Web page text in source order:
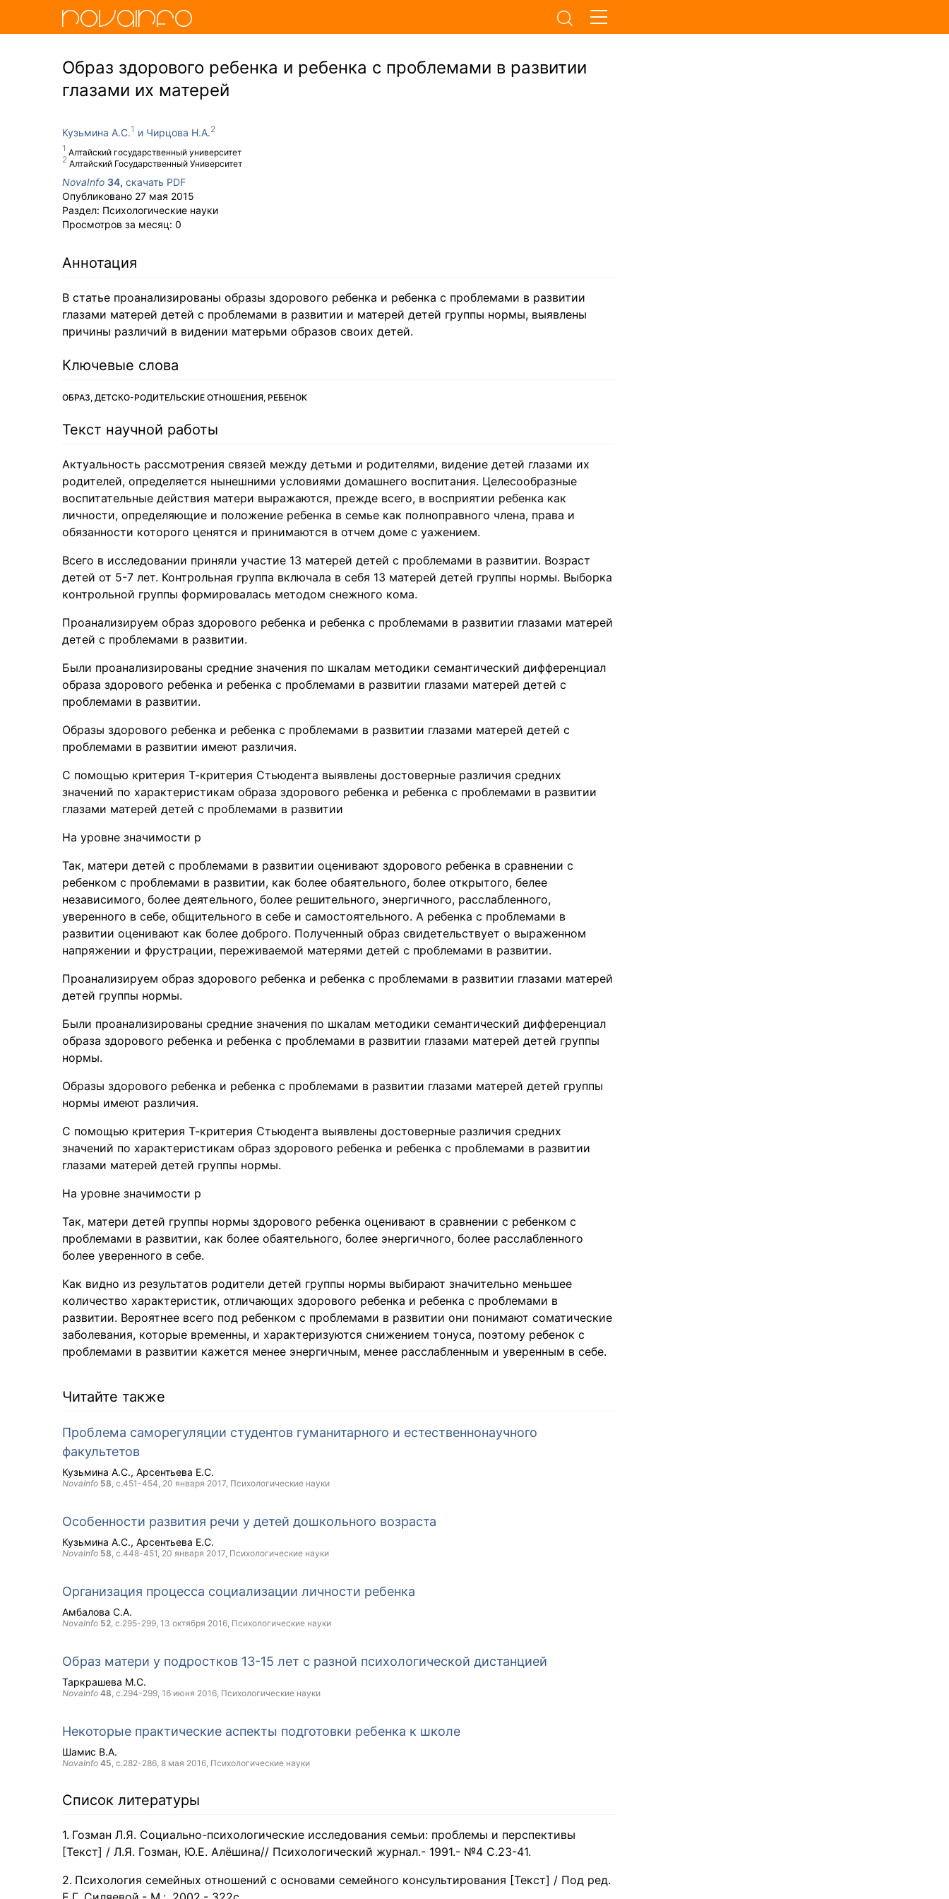
Образ здорового ребенка и ребенка с проблемами в развитии
глазами их матерей
Кузьмина А.С.
Алтайский государственный университет
Чирцова Н.А.
Алтайский Государственный Университет
NovaInfo 34, скачать PDF
Опубликовано 27 мая 2015
Раздел: Психологические науки
Просмотров за месяц: 0
Аннотация
В статье проанализированы образы здорового ребенка и ребенка с проблемами в развитии
глазами матерей детей с проблемами в развитии и матерей детей группы нормы, выявлены
причины различий в видении матерьми образов своих детей.
Ключевые слова
ОБРАЗ, ДЕТСКО-РОДИТЕЛЬСКИЕ ОТНОШЕНИЯ, РЕБЕНОК
Текст научной работы
Актуальность рассмотрения связей между детьми и родителями, видение детей глазами их
родителей, определяется нынешними условиями домашнего воспитания. Целесообразные
воспитательные действия матери выражаются, прежде всего, в восприятии ребенка как
личности, определяющие и положение ребенка в семье как полноправного члена, права и
обязанности которого ценятся и принимаются в отчем доме с уажением.
Всего в исследовании приняли участие 13 матерей детей с проблемами в развитии. Возраст
детей от 5-7 лет. Контрольная группа включала в себя 13 матерей детей группы нормы. Выборка
контрольной группы формировалась методом снежного кома.
Проанализируем образ здорового ребенка и ребенка с проблемами в развитии глазами матерей
детей с проблемами в развитии.
Были проанализированы средние значения по шкалам методики семантический дифференциал
образа здорового ребенка и ребенка с проблемами в развитии глазами матерей детей с
проблемами в развитии.
Образы здорового ребенка и ребенка с проблемами в развитии глазами матерей детей с
проблемами в развитии имеют различия.
С помощью критерия Т-критерия Стьюдента выявлены достоверные различия средних
значений по характеристикам образа здорового ребенка и ребенка с проблемами в развитии
глазами матерей детей с проблемами в развитии
На уровне значимости р
Так, матери детей с проблемами в развитии оценивают здорового ребенка в сравнении с
ребенком с проблемами в развитии, как более обаятельного, более открытого, белее
независимого, более деятельного, более решительного, энергичного, расслабленного,
уверенного в себе, общительного в себе и самостоятельного. А ребенка с проблемами в
развитии оценивают как более доброго. Полученный образ свидетельствует о выраженном
напряжении и фрустрации, переживаемой матерями детей с проблемами в развитии.
Проанализируем образ здорового ребенка и ребенка с проблемами в развитии глазами матерей
детей группы нормы.
Были проанализированы средние значения по шкалам методики семантический дифференциал
образа здорового ребенка и ребенка с проблемами в развитии глазами матерей детей группы
нормы.
Образы здорового ребенка и ребенка с проблемами в развитии глазами матерей детей группы
нормы имеют различия.
С помощью критерия Т-критерия Стьюдента выявлены достоверные различия средних
значений по характеристикам образ здорового ребенка и ребенка с проблемами в развитии
глазами матерей детей группы нормы.
На уровне значимости р
Так, матери детей группы нормы здорового ребенка оценивают в сравнении с ребенком с
проблемами в развитии, как более обаятельного, более энергичного, более расслабленного
более уверенного в себе.
Как видно из результатов родители детей группы нормы выбирают значительно меньшее
количество характеристик, отличающих здорового ребенка и ребенка с проблемами в
развитии. Вероятнее всего под ребенком с проблемами в развитии они понимают соматические
заболевания, которые временны, и характеризуются снижением тонуса, поэтому ребенок с
проблемами в развитии кажется менее энергичным, менее расслабленным и уверенным в себе.
Читайте также
Проблема саморегуляции студентов гуманитарного и естественнонаучного
факультетов
Кузьмина А.С. Арсентьева Е.С.
NovaInfo 58, с.451-454, 20 января 2017, Психологические науки
Особенности развития речи у детей дошкольного возраста
Кузьмина А.С. Арсентьева Е.С.
NovaInfo 58, с.448-451, 20 января 2017, Психологические науки
Организация процесса социализации личности ребенка
Амбалова С.А.
NovaInfo 52, с.295-299, 13 октября 2016, Психологические науки
Образ матери у подростков 13-15 лет с разной психологической дистанцией
Таркрашева М.С.
NovaInfo 48, с.294-299, 16 июня 2016, Психологические науки
Некоторые практические аспекты подготовки ребенка к школе
Шамис В.А.
NovaInfo 45, с.282-286, 8 мая 2016, Психологические науки
Список литературы
Гозман Л.Я. Социально-психологические исследования семьи: проблемы и перспективы
[Текст] / Л.Я. Гозман, Ю.Е. Алёшина// Психологический журнал.- 1991.- №4 С.23-41.
Психология семейных отношений с основами семейного консультирования [Текст] / Под ред.